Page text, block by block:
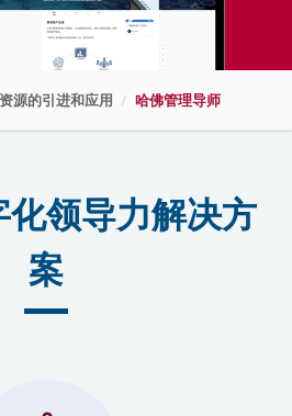
源的引进和应用 哈佛管理导师
领导力解决方
案